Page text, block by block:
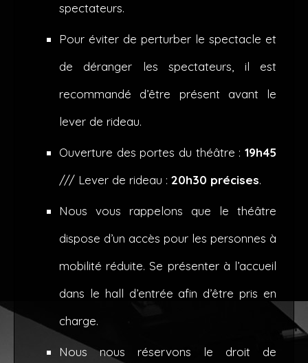
spectateurs.
Pour éviter de perturber le spectacle et
de déranger les spectateurs, il est
recommandé d’être présent avant le
lever de rideau.
Ouverture des portes du théâtre : 19h45
/// Lever de rideau : 20h30 précises.
Nous vous rappelons que le théâtre
dispose d’un accès pour les personnes à
mobilité réduite. Se présenter à l’accueil
dans le hall d’entrée afin d’être pris en
charge.
Nous nous réservons le droit de